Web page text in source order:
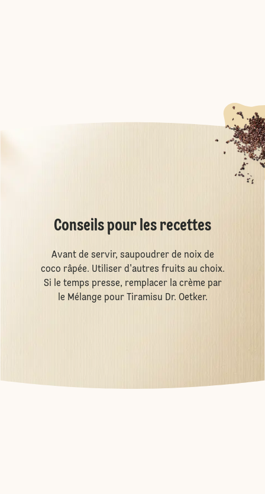
Conseils pour les recettes
Avant de servir, saupoudrer de noix de
coco râpée. Utiliser d'autres fruits au choix.
Si le temps presse, remplacer la crème par
le Mélange pour Tiramisu Dr. Oetker.